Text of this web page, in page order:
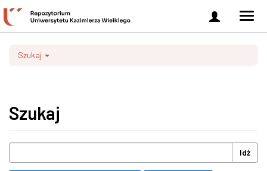
Zaloguj
się
Szukaj
Szukaj
Idź